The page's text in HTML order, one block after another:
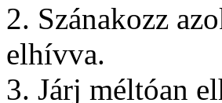
2. Szánakozz
elhívva.
3. Járj méltóan